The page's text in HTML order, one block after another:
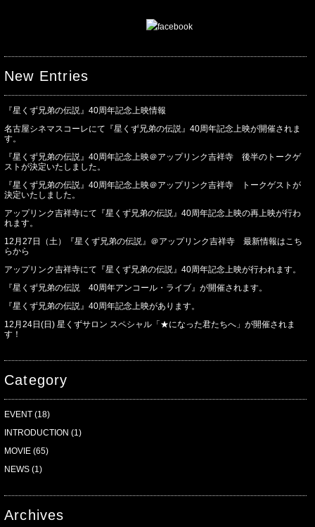
New Entries
『星くず兄弟の伝説』40周年記念上映情報
名古屋シネマスコーレにて『星くず兄弟の伝説』40周年記念上映が開催されま
す。
『星くず兄弟の伝説』40周年記念上映＠アップリンク吉祥寺 後半のトークゲ
ストが決定いたしました。
『星くず兄弟の伝説』40周年記念上映＠アップリンク吉祥寺 トークゲストが
決定いたしました。
アップリンク吉祥寺にて『星くず兄弟の伝説』40周年記念上映の再上映が行わ
れます。
12月27日（土）『星くず兄弟の伝説』＠アップリンク吉祥寺 最新情報はこち
らから
アップリンク吉祥寺にて『星くず兄弟の伝説』40周年記念上映が行われます。
『星くず兄弟の伝説 40周年アンコール・ライブ』が開催されます。
『星くず兄弟の伝説』40周年記念上映があります。
12月24日(日) 星くずサロン スペシャル「★になった君たちへ」が開催されま
す！
Category
EVENT (18)
INTRODUCTION (1)
MOVIE (65)
NEWS (1)
Archives